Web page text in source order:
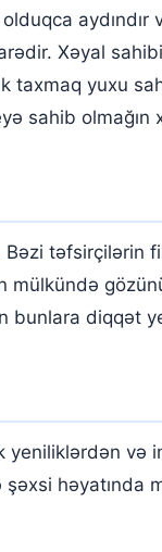
Xəyal
yuxu
sahib olmağın
təfsirçilərin
bunlara diqqət
yeniliklərdən
həyatında